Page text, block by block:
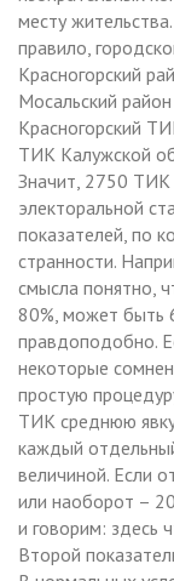
месту
правило,
Красногорский
Мосальский
Красногорский
ТИК Калужской
Значит, 2750 ТИК
электоральной
показателей, по
странности.
смысла понятно,
80%, может быть
правдоподобно.
некоторые
простую
ТИК среднюю
каждый
величиной. Если
или наоборот –
и говорим: здесь
Второй